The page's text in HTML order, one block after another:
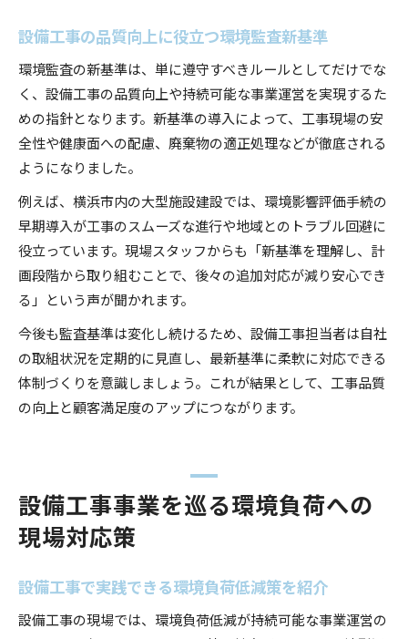
設備工事の品質向上に役立つ環境監査新基準
環境監査の新基準は、単に遵守すべきルールとしてだけでな
く、設備工事の品質向上や持続可能な事業運営を実現するた
めの指針となります。新基準の導入によって、工事現場の安
全性や健康面への配慮、廃棄物の適正処理などが徹底される
ようになりました。
例えば、横浜市内の大型施設建設では、環境影響評価手続の
早期導入が工事のスムーズな進行や地域とのトラブル回避に
役立っています。現場スタッフからも「新基準を理解し、計
画段階から取り組むことで、後々の追加対応が減り安心でき
る」という声が聞かれます。
今後も監査基準は変化し続けるため、設備工事担当者は自社
の取組状況を定期的に見直し、最新基準に柔軟に対応できる
体制づくりを意識しましょう。これが結果として、工事品質
の向上と顧客満足度のアップにつながります。
設備工事事業を巡る環境負荷への
現場対応策
設備工事で実践できる環境負荷低減策を紹介
設備工事の現場では、環境負荷低減が持続可能な事業運営の